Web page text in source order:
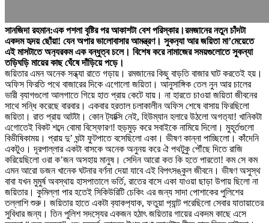
সানজিদা রহমান:এক পশলা বৃষ্টির পর আকাশটা বেশ পরিস্কার।রমজানের নতুন চাঁদটা
একদম হৃদয় ছোঁয়া! যেন অপার ভালোবাসার আমন্ত্রণ। সুকন্যা আর জয়িতা মা’মেয়েতে
এই মাসটাতে অন্যরকম এক বন্ধুত্ব চলে। বিশেষ করে নামাজের সময়গুলোতে সুকন্যা
তড়িঘড়ি মায়ের কাছ ঘেঁষে দাঁড়িয়ে পড়ে।
জয়িতার এমন অনেক সন্ধ্যা রাতে গড়ায়। রমজানের কিছু বাড়তি বাজার ঘাট করতেই হয়।
অফিস ফিরতি পথে বাজারের দিকে এগোলো জয়িতা। আনুসাঙ্গিক তেল নুন আর চালের
ভারী ব্যাগগুলো আলগাতে গিয়ে হাত প্রায় কেটে যায়। না হারতে চাওয়া জয়িতা জীবনের
সাথে সন্ধি করেছে বারবার। একবার হরতাল চলাকালীন অফিস শেষে বাসায় ফিরছিলো
জয়িতা। রাত প্রায় আটটা। কোন ট্যাক্সি নেই, হিউম্যান হলারে উঠলো অগত্যা! খানিকটা
এগোতেই বিকট শব্দে বোমা বিস্ফোরণ! হুড়মুড় করে সবাইকে নামিয়ে দিলো। মুহূর্তগুলো
বিভীষিকাময়। প্রায় দু’ ঘন্টা ফুটপাতে বসেছিলো একা। ভীষণ কান্না পাচ্ছিলো। কাঁদেনি
একটুও। দূরপাল্লার একটা বাসকে অনেক অনুনয় করে ঐ পথটুকু পৌঁছে দিতে রাজি
করিয়েছিলো ওরা ক’জন অসহায় মানুষ। সেদিন আরো কত কি হতে পারতো! কম সে কম
এমন আরো ডজন খানেক ঘটনার বর্ণনা দেয়া যাবে এই বিপৎসঙ্কুল জীবনে। ভীষণ অসুস্থ
বাবা যখন মুমুর্ষ অবস্থায় হাসপাতালে ভর্তি, রাতের বাসে একা যাওয়া ছাড়া উপায় ছিলো না
জয়িতার। কুমিল্লা পার হতেই সিকিউরিটি চেকিং এর জন্য সাদা পোশাকের পুলিশের
তল্লাশি শুরু। জয়িতার হাতে একটা ব্যাকপ্যাক, ফতুয়া প্যান্ট পরেছিলো সেবার যাতায়াতের
সুবিধার জন্য। তিন পুলিশ সদস্যের একজন হঠাৎ জয়িতার গায়ের একদম কাছে এসে